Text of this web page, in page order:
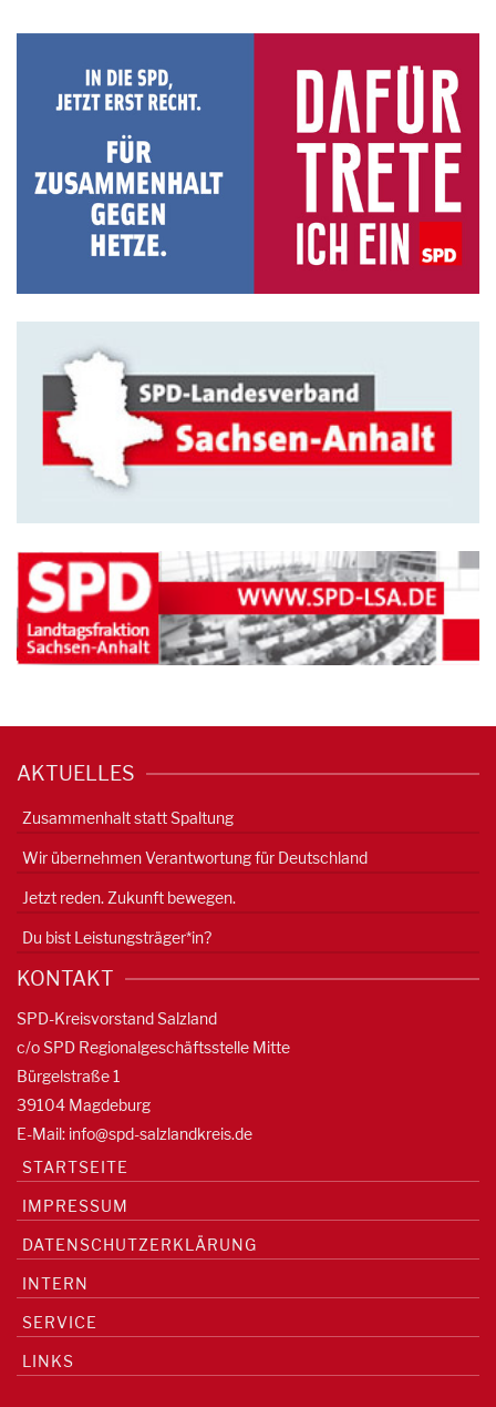
AKTUELLES
Zusammenhalt statt Spaltung
Wir übernehmen Verantwortung für Deutschland
Jetzt reden. Zukunft bewegen.
Du bist Leistungsträger*in?
KONTAKT
SPD-Kreisvorstand Salzland
c/o SPD Regionalgeschäftsstelle Mitte
Bürgelstraße 1
39104 Magdeburg
E-Mail: info@spd-salzlandkreis.de
STARTSEITE
IMPRESSUM
DATENSCHUTZERKLÄRUNG
INTERN
SERVICE
LINKS